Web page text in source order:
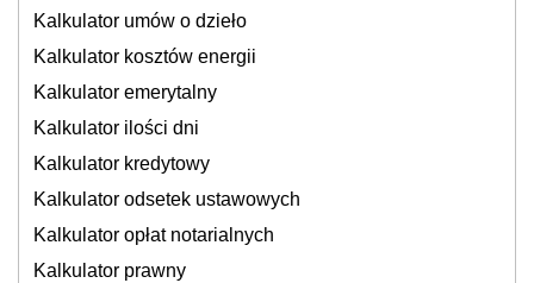
Kalkulator umów o dzieło
Kalkulator kosztów energii
Kalkulator emerytalny
Kalkulator ilości dni
Kalkulator kredytowy
Kalkulator odsetek ustawowych
Kalkulator opłat notarialnych
Kalkulator prawny